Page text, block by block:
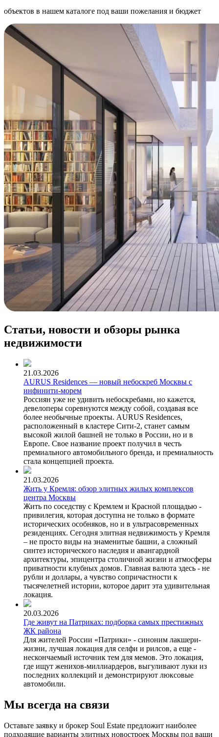
объектов в нашем каталоге под ваши пожелания и бюджет
Статьи, новости и обзоры рынка
недвижимости
21.03.2026
AURUS Residences — новый небоскреб Москвы с
инфинити-морем
Россиян уже не удивить небоскребами, но кажется,
девелоперы соревнуются между собой, создавая все
более необычные проекты. AURUS Residences,
расположенный в кластере Сити-2, станет самым
высокой жилой башней не только в России, но и в
Европе. Свое название проект получил в честь
премиального автомобильного бренда, и премиальность
стала концепцией проекта.
21.03.2026
Жить у Кремля: обзор элитных жилых комплексов
центра Москвы
Жить по соседству с Кремлем и Красной площадью -
привилегия, которая доступна не только в формате
исторических особняков, но и в ультрасовременных
резиденциях. Сегодня элитная недвижимость у Кремля
– не просто виды на знаменитые башни, а сложный
синтез исторического наследия и авангардной
архитектуры, эпицентра столичной жизни и атмосферы
приватности клубных домов. Главная валюта здесь - не
рубли и доллары, а чувство сопричастности к
тысячелетней истории, которое дарит эта удивительная
локация.
20.03.2026
Где живут на Патриках: подборка самых престижных
ЖК района
Для жителей России «Патрики» - синоним лакшери-
жизни, лучшая локация для селфи и рилсов, а еще -
нескончаемый источник тем для мемов. Это локация,
где ищут женихов-миллиардеров, выгуливают луки из
последних коллекций и демонстрируют люксовые
автомобили.
Мы всегда на связи
Оставьте заявку и брокер Soul Estate предложит наиболее
подходящие варианты элитных новостроек Москвы под ваши